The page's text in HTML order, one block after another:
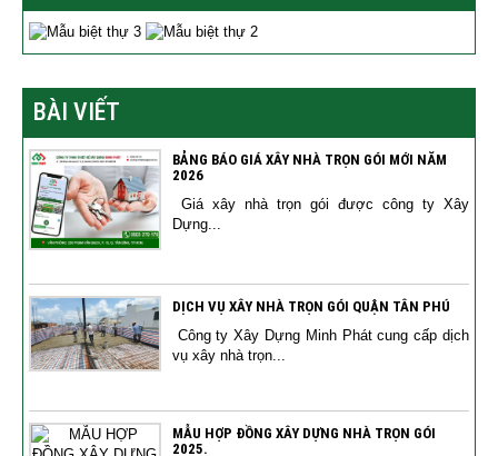
BÀI VIẾT
BẢNG BÁO GIÁ XÂY NHÀ TRỌN GÓI MỚI NĂM
2026
Giá xây nhà trọn gói được công ty Xây
Dựng...
DỊCH VỤ XÂY NHÀ TRỌN GÓI QUẬN TÂN PHÚ
Công ty Xây Dựng Minh Phát cung cấp dịch
vụ xây nhà trọn...
MẪU HỢP ĐỒNG XÂY DỰNG NHÀ TRỌN GÓI
2025.